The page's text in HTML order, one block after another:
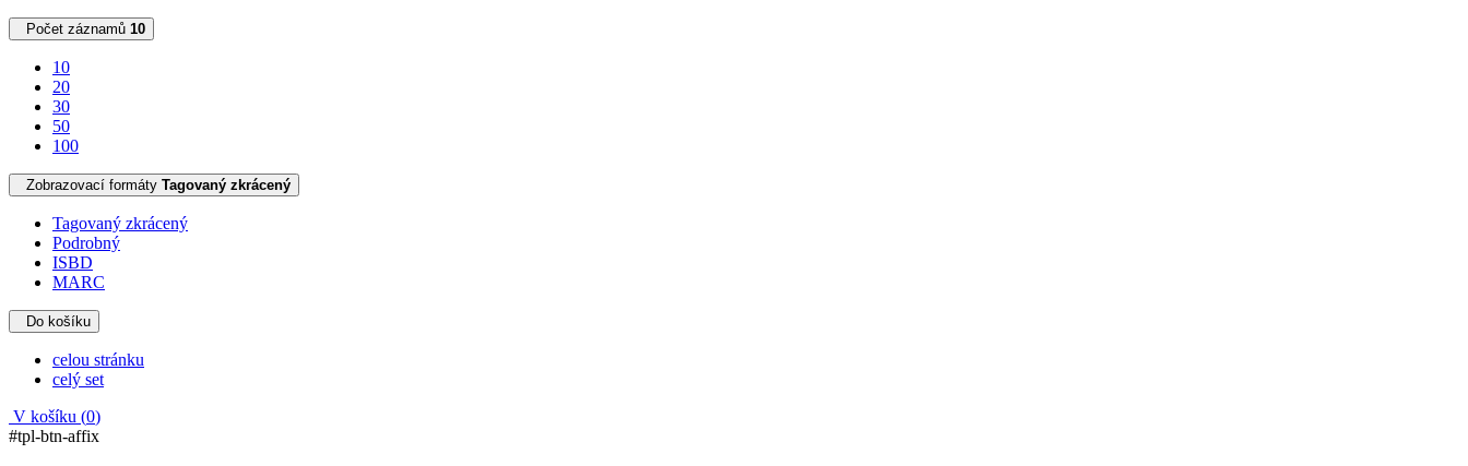
Počet záznamů 10
10
20
30
50
100
Zobrazovací formáty Tagovaný zkrácený
Tagovaný zkrácený
Podrobný
ISBD
MARC
Do košíku
celou stránku
celý set
V košíku (0)
#tpl-btn-affix